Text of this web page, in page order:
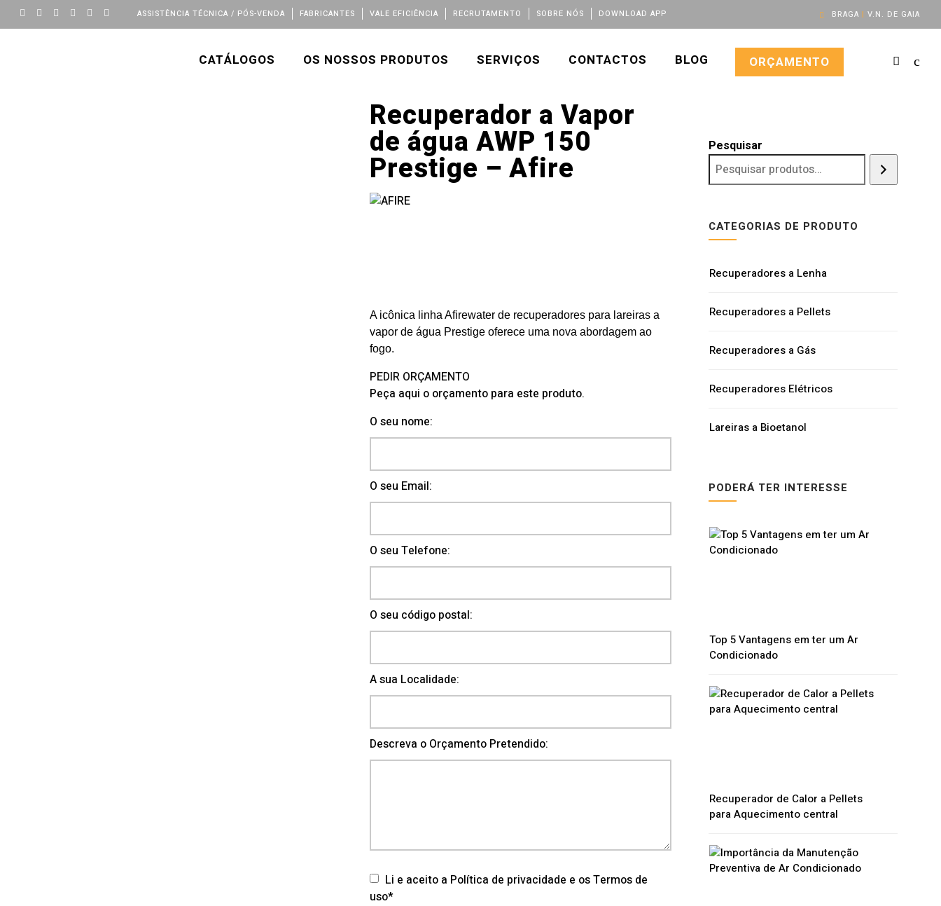
BRAGA | V.N. DE GAIA
ASSISTÊNCIA TÉCNICA / PÓS-VENDA FABRICANTES VALE EFICIÊNCIA RECRUTAMENTO SOBRE NÓS DOWNLOAD APP
CATÁLOGOS OS NOSSOS PRODUTOS SERVIÇOS CONTACTOS BLOG ORÇAMENTO
Recuperador a Vapor
de água AWP 150
Prestige – Afire
A icônica linha Afirewater de recuperadores para lareiras a
vapor de água Prestige oferece uma nova abordagem ao
fogo.
PEDIR ORÇAMENTO
Peça aqui o orçamento para este produto.
O seu nome:
O seu Email:
O seu Telefone:
O seu código postal:
A sua Localidade:
Descreva o Orçamento Pretendido:
Li e aceito a Política de privacidade e os Termos de
uso*
Pesquisar
CATEGORIAS DE PRODUTO
Recuperadores a Lenha
Recuperadores a Pellets
Recuperadores a Gás
Recuperadores Elétricos
Lareiras a Bioetanol
PODERÁ TER INTERESSE
Top 5 Vantagens em ter um Ar
Condicionado
Recuperador de Calor a Pellets
para Aquecimento central